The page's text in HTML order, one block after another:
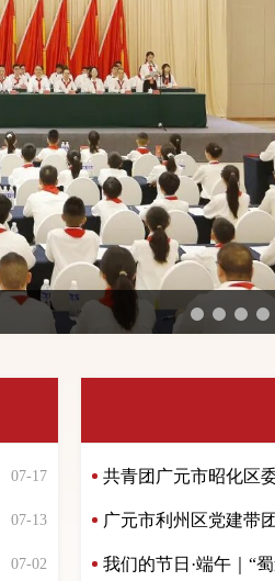
队旗跟党走 做新时...
07-17
07-13
07-02
共青团广元市昭化区
广元市利州区党建带
我们的节日·端午｜“